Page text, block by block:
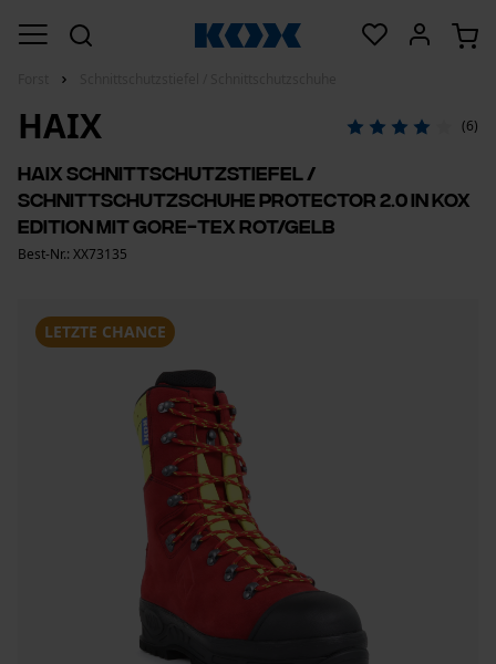
LETZTE CHANCE
HAIX (6)
HAIX Schnittschutzstiefel /
Schnittschutzschuhe Protector 2.0 in KOX
Edition mit Gore-Tex Rot/Gelb
Best-Nr.: XX73135